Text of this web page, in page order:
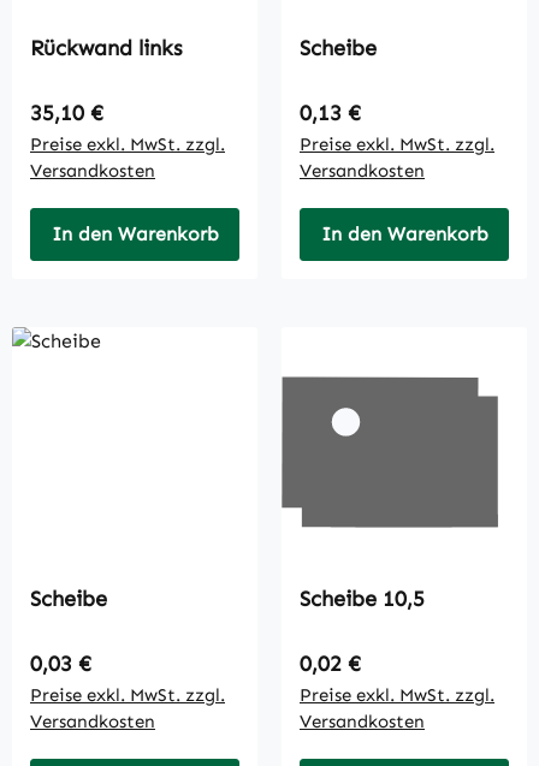
Rückwand links
Regulärer Preis:
35,10 €
Preise exkl. MwSt. zzgl.
Versandkosten
In den Warenkorb
Scheibe
Regulärer Preis:
0,13 €
Preise exkl. MwSt. zzgl.
Versandkosten
In den Warenkorb
Scheibe
Regulärer Preis:
0,03 €
Preise exkl. MwSt. zzgl.
Versandkosten
Scheibe 10,5
Regulärer Preis:
0,02 €
Preise exkl. MwSt. zzgl.
Versandkosten